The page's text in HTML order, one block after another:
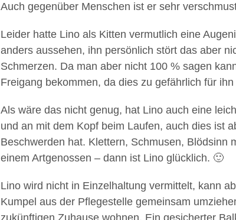
Auch gegenüber Menschen ist er sehr
Leider hatte Lino als Kitten vermutlich eine
anders aussehen, ihn persönlich stört das aber
Schmerzen. Da man aber nicht 100 % sagen
Freigang bekommen, da dies zu gefährlich für ihn
Als wäre das nicht genug, hat Lino auch eine
und an mit dem Kopf beim Laufen, auch dies ist
Beschwerden hat. Klettern, Schmusen, Blödsinn
einem Artgenossen – dann ist Lino glücklich. 🙂
Lino wird nicht in Einzelhaltung vermittelt, kann
Kumpel aus der Pflegestelle gemeinsam
zukünftigen Zuhause wohnen. Ein gesicherter